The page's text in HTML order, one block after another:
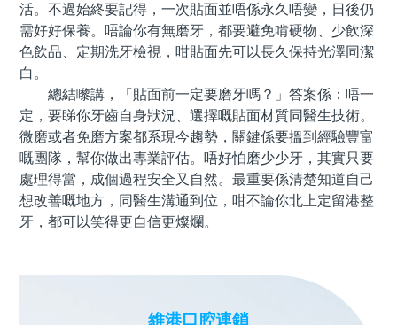
活。不過始終要記得，一次貼面並唔係永久唔變，日後仍
需好好保養。唔論你有無磨牙，都要避免啃硬物、少飲深
色飲品、定期洗牙檢視，咁貼面先可以長久保持光澤同潔
白。
總結嚟講，「貼面前一定要磨牙嗎？」答案係：唔一
定，要睇你牙齒自身狀況、選擇嘅貼面材質同醫生技術。
微磨或者免磨方案都系現今趨勢，關鍵係要搵到經驗豐富
嘅團隊，幫你做出專業評估。唔好怕磨少少牙，其實只要
處理得當，成個過程安全又自然。最重要係清楚知道自己
想改善嘅地方，同醫生溝通到位，咁不論你北上定留港整
牙，都可以笑得更自信更燦爛。
維港口腔連鎖